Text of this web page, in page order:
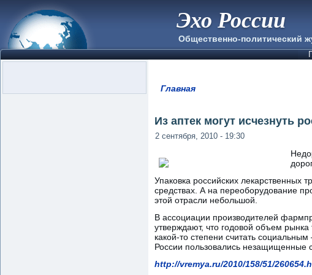
Эхо России
Общественно-политический
Главная
Из аптек могут исчезнуть
2 сентября, 2010 - 19:30
Упаковка российских лекарственных
средствах. А на переоборудование
этой отрасли небольшой.
В ассоциации производителей
утверждают, что годовой объем
какой-то степени считать
России пользовались незащищенные
http://vremya.ru/2010/158/51/